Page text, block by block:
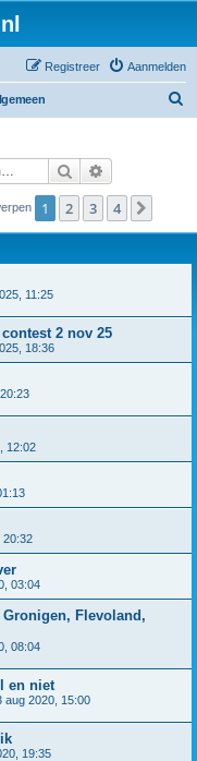
Aanmelden
Registreer
Zoek
1 2 3 4
11:25
2 nov 25
18:36
12:02
20:32
03:04
Flevoland,
08:04
en niet
aug 2020, 15:00
19:35